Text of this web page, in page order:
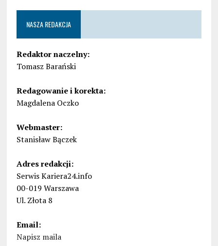
NASZA REDAKCJA
Redaktor naczelny:
Tomasz Barański
Redagowanie i korekta:
Magdalena Oczko
Webmaster:
Stanisław Bączek
Adres redakcji:
Serwis Kariera24.info
00-019 Warszawa
Ul. Złota 8
Email:
Napisz maila